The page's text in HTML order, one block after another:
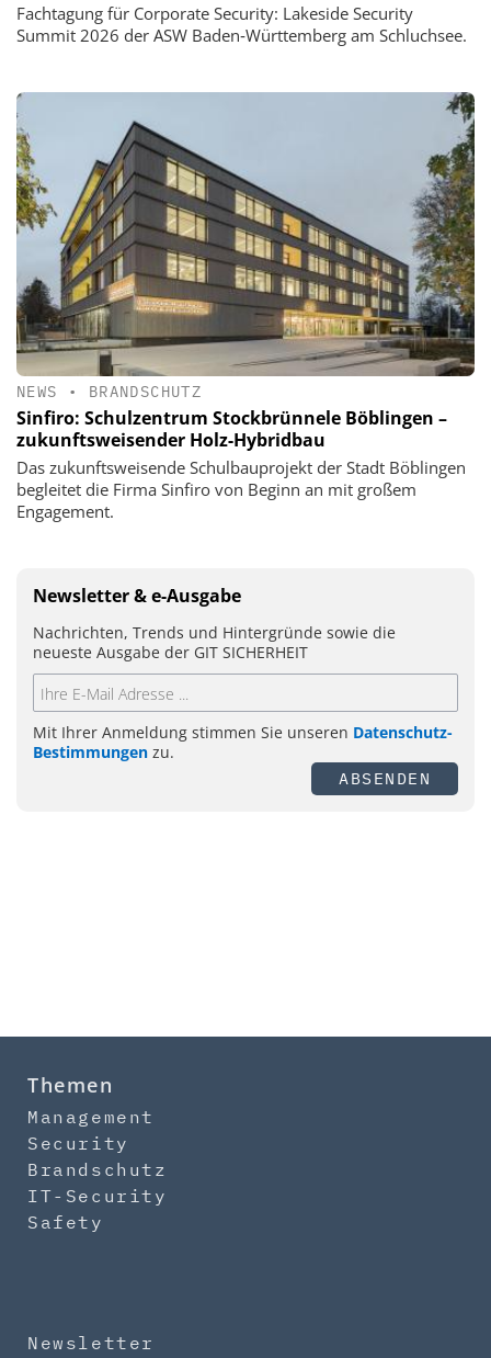
Fachtagung für Corporate Security: Lakeside Security
Summit 2026 der ASW Baden‑Württemberg am Schluchsee.
NEWS • BRANDSCHUTZ
Sinfiro: Schulzentrum Stockbrünnele Böblingen –
zukunftsweisender Holz-Hybridbau
Das zukunftsweisende Schulbauprojekt der Stadt Böblingen
begleitet die Firma Sinfiro von Beginn an mit großem
Engagement.
Newsletter & e-Ausgabe
Nachrichten, Trends und Hintergründe sowie die
neueste Ausgabe der GIT SICHERHEIT
Mit Ihrer Anmeldung stimmen Sie unseren Datenschutz-
Bestimmungen zu.
ABSENDEN
Themen
Management
Security
Brandschutz
IT-Security
Safety
Newsletter